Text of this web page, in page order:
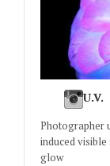
U.V.
Photographer
induced
glow